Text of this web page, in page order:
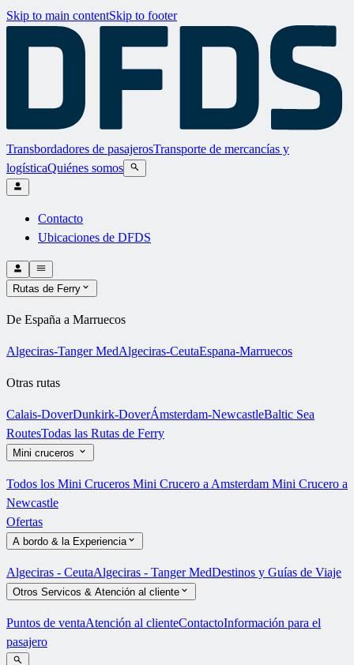
Skip to main contentSkip to footer
Transbordadores de pasajerosTransporte de mercancías y
logísticaQuiénes somos
Contacto
Ubicaciones de DFDS
Rutas de Ferry
De España a Marruecos
Algeciras-Tanger MedAlgeciras-CeutaEspana-Marruecos
Otras rutas
Calais-DoverDunkirk-DoverÁmsterdam-NewcastleBaltic Sea
RoutesTodas las Rutas de Ferry
Mini cruceros
Todos los Mini Cruceros Mini Crucero a Amsterdam Mini Crucero a
Newcastle
Ofertas
A bordo & la Experiencia
Algeciras - CeutaAlgeciras - Tanger MedDestinos y Guías de Viaje
Otros Servicos & Atención al cliente
Puntos de ventaAtención al clienteContactoInformación para el
pasajero